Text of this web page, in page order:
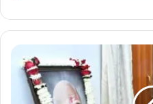
महात्मा
गांधी
पुण्यतिथि